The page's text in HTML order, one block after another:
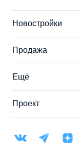
Новостройки
Продажа
Ещё
Проект